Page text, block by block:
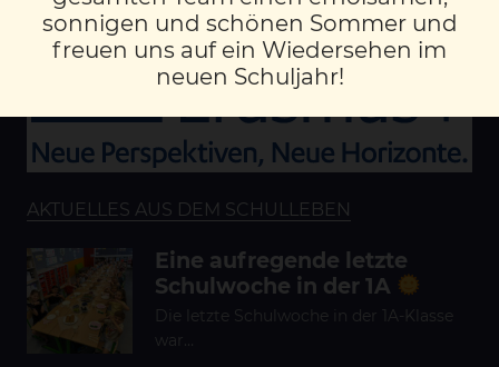
DATENSCHUTZ
AKTUELLES AUS DEM SCHULLEBEN
Eine aufregende letzte
Schulwoche in der 1A
Die letzte Schulwoche in der 1A-Klasse
war…
sonnigen und schönen Sommer und
freuen uns auf ein Wiedersehen im
neuen Schuljahr!